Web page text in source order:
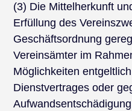
(3) Die Mittelherkunft
Erfüllung des
Geschäftsordnung
Vereinsämter im
Möglichkeiten
Dienstvertrages oder